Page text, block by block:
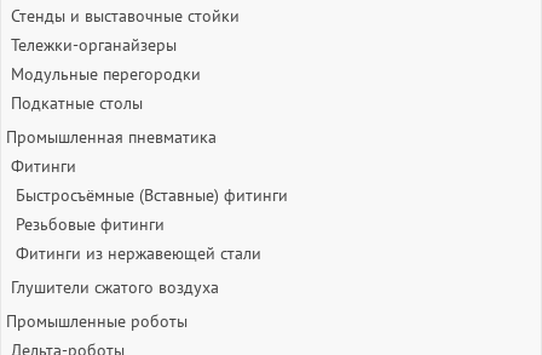
Стенды и выставочные стойки
Тележки-органайзеры
Модульные перегородки
Подкатные столы
Промышленная пневматика
Фитинги
Быстросъёмные (Вставные) фитинги
Резьбовые фитинги
Фитинги из нержавеющей стали
Глушители сжатого воздуха
Промышленные роботы
Дельта-роботы